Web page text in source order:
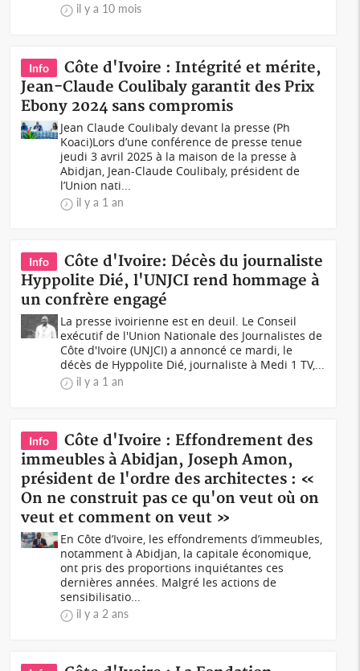
il y a 10 mois
Info
Côte d'Ivoire : Intégrité et mérite,
Jean-Claude Coulibaly garantit des Prix
Ebony 2024 sans compromis
Jean Claude Coulibaly devant la presse (Ph
Koaci)Lors d’une conférence de presse tenue
jeudi 3 avril 2025 à la maison de la presse à
Abidjan, Jean-Claude Coulibaly, président de
l’Union nati...
il y a 1 an
Info
Côte d'Ivoire: Décès du journaliste
Hyppolite Dié, l'UNJCI rend hommage à
un confrère engagé
La presse ivoirienne est en deuil. Le Conseil
exécutif de l'Union Nationale des Journalistes de
Côte d'Ivoire (UNJCI) a annoncé ce mardi, le
décès de Hyppolite Dié, journaliste à Medi 1 TV,...
il y a 1 an
Info
Côte d'Ivoire : Effondrement des
immeubles à Abidjan, Joseph Amon,
président de l'ordre des architectes : «
On ne construit pas ce qu'on veut où on
veut et comment on veut »
En Côte d’Ivoire, les effondrements d’immeubles,
notamment à Abidjan, la capitale économique,
ont pris des proportions inquiétantes ces
dernières années. Malgré les actions de
sensibilisatio...
il y a 2 ans